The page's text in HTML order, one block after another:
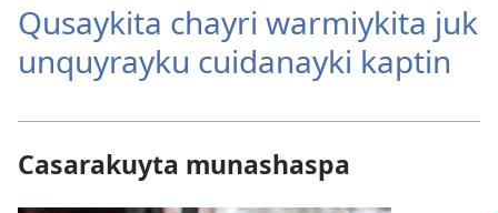
Qusaykita chayri warmiykita juk
unquyrayku cuidanayki kaptin
Casarakuyta munashaspa